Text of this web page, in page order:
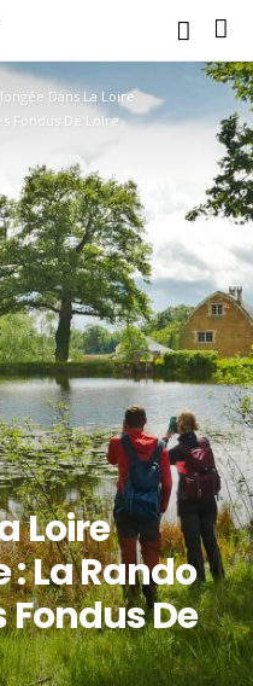
Dans La Loire
Fondus De Loire
Loire
La Rando
Fondus De